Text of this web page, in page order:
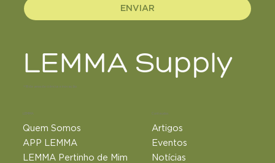
ENVIAR
LEMMA Supply
+18 de anos de ciência e inovação
Quem Somos
APP LEMMA
LEMMA Pertinho de Mim
Conteúdos
Artigos
Eventos
Notícias